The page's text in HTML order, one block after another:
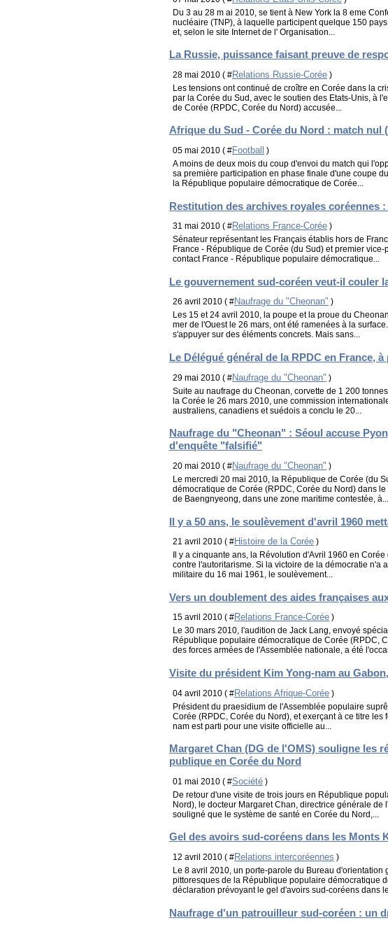
Du 3 au 28 m ai 2010, se tient à New York la 8 eme
nucléaire (TNP), à laquelle participent quelque 150
et, selon le site Internet de l' Organisation...
La Russie, puissance faisant preuve de
28 mai 2010 ( #Relations Russie-Corée )
Les tensions ont continué de croître en Corée dans la
par la Corée du Sud, avec le soutien des Etats-Unis, à
de Corée (RPDC, Corée du Nord) accusée...
Afrique du Sud - Corée du Nord : match nul
05 mai 2010 ( #Football )
A moins de deux mois du coup d'envoi du match qui
sa première participation en phase finale d'une coupe
la République populaire démocratique de Corée...
Restitution des archives royales coréennes
31 mai 2010 ( #Relations France-Corée )
Sénateur représentant les Français établis hors de
France - République de Corée (du Sud) et premier
contact France - République populaire démocratique...
Le gouvernement sud-coréen veut-il couler
26 avril 2010 ( #Naufrage du "Cheonan" )
Les 15 et 24 avril 2010, la poupe et la proue du
mer de l'Ouest le 26 mars, ont été ramenées à la
s'appuyer sur des éléments concrets. Mais sans...
Le Délégué général de la RPDC en France,
29 mai 2010 ( #Naufrage du "Cheonan" )
Suite au naufrage du Cheonan, corvette de 1 200
la Corée le 26 mars 2010, une commission
australiens, canadiens et suédois a conclu le 20...
Naufrage du "Cheonan" : Séoul accuse
d'enquête "falsifié"
20 mai 2010 ( #Naufrage du "Cheonan" )
Le mercredi 20 mai 2010, la République de Corée (du
démocratique de Corée (RPDC, Corée du Nord) dans
de Baengnyeong, dans une zone maritime contestée, à...
Il y a 50 ans, le soulèvement d'avril 1960
21 avril 2010 ( #Histoire de la Corée )
Il y a cinquante ans, la Révolution d'Avril 1960 en
contre l'autoritarisme. Si la victoire de la démocratie n'a
militaire du 16 mai 1961, le soulèvement...
Vers un doublement des aides françaises
15 avril 2010 ( #Relations France-Corée )
Le 30 mars 2010, l'audition de Jack Lang, envoyé
République populaire démocratique de Corée (RPDC,
des forces armées de l'Assemblée nationale, a été
Visite du président Kim Yong-nam au
04 avril 2010 ( #Relations Afrique-Corée )
Président du praesidium de l'Assemblée populaire
Corée (RPDC, Corée du Nord), et exerçant à ce titre
nam est parti pour une visite officielle au...
Margaret Chan (DG de l'OMS) souligne les
publique en Corée du Nord
01 mai 2010 ( #Société )
De retour d'une visite de trois jours en République
Nord), le docteur Margaret Chan, directrice générale
souligné que le système de santé en Corée du Nord,...
Gel des avoirs sud-coréens dans les Monts
12 avril 2010 ( #Relations intercoréennes )
Le 8 avril 2010, un porte-parole du Bureau
pittoresques de la République populaire démocratique
déclaration prévoyant le gel d'avoirs sud-coréens dans
Naufrage d'un patrouilleur sud-coréen : un